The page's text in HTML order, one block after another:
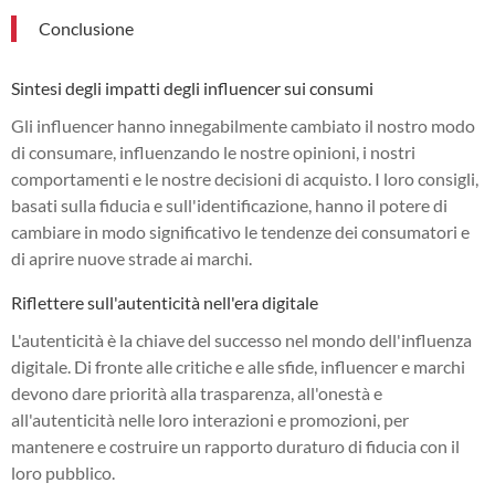
Conclusione
Sintesi degli impatti degli influencer sui consumi
Gli influencer hanno innegabilmente cambiato il nostro modo
di consumare, influenzando le nostre opinioni, i nostri
comportamenti e le nostre decisioni di acquisto. I loro consigli,
basati sulla fiducia e sull'identificazione, hanno il potere di
cambiare in modo significativo le tendenze dei consumatori e
di aprire nuove strade ai marchi.
Riflettere sull'autenticità nell'era digitale
L'autenticità è la chiave del successo nel mondo dell'influenza
digitale. Di fronte alle critiche e alle sfide, influencer e marchi
devono dare priorità alla trasparenza, all'onestà e
all'autenticità nelle loro interazioni e promozioni, per
mantenere e costruire un rapporto duraturo di fiducia con il
loro pubblico.